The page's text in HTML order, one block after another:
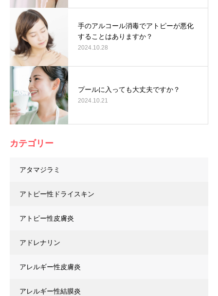
手のアルコール消毒でアトピーが悪化
することはありますか？
2024.10.28
プールに入っても大丈夫ですか？
2024.10.21
カテゴリー
アタマジラミ
アトピー性ドライスキン
アトピー性皮膚炎
アドレナリン
アレルギー性皮膚炎
アレルギー性結膜炎